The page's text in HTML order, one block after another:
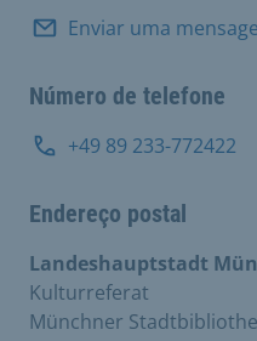
Enviar uma
Número de telefone
+49 89 233-772422
Endereço postal
Landeshauptstadt
Kulturreferat
Münchner